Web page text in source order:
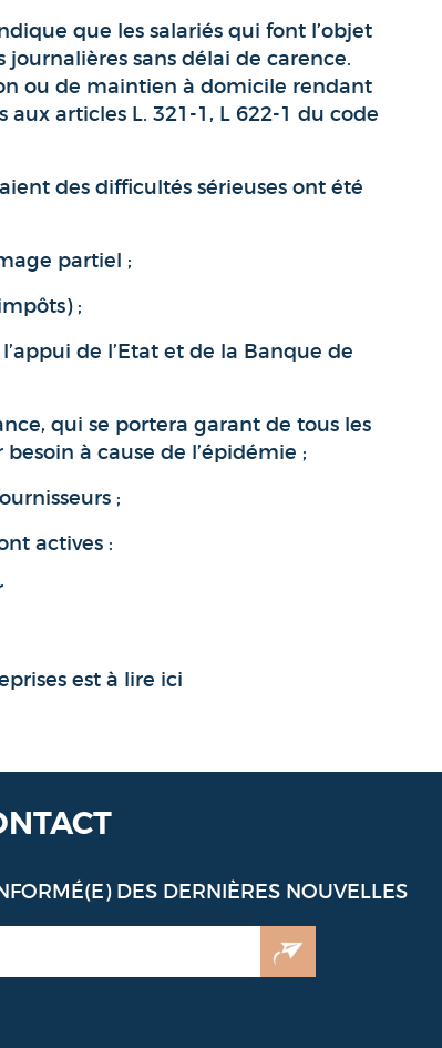
que les salariés qui font l’objet
sans délai de carence.
ou de maintien à domicile rendant
articles L. 321-1, L 622-1 du code
des difficultés sérieuses ont été
partiel ;
;
de l’Etat et de la Banque de
qui se portera garant de tous les
à cause de l’épidémie ;
;
actives :
est à lire ici
DES DERNIÈRES NOUVELLES